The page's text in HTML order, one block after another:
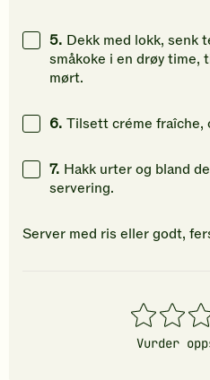
5. Dekk med lokk, senk
småkoke i en drøy
mørt.
6. Tilsett créme fraîche,
7. Hakk urter og bland
servering.
Server med ris eller godt,
1
stjerner
2
stjerner
3
Vurder